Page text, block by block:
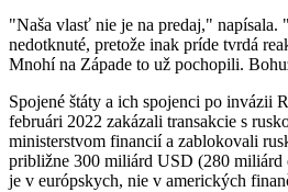
"Naša vlasť nie je na predaj," napísala.
nedotknuté, pretože inak príde tvrdá
Mnohí na Západe to už pochopili.
Spojené štáty a ich spojenci po invázii
februári 2022 zakázali transakcie s
ministerstvom financií a zablokovali
približne 300 miliárd USD (280 miliárd
je v európskych, nie v amerických